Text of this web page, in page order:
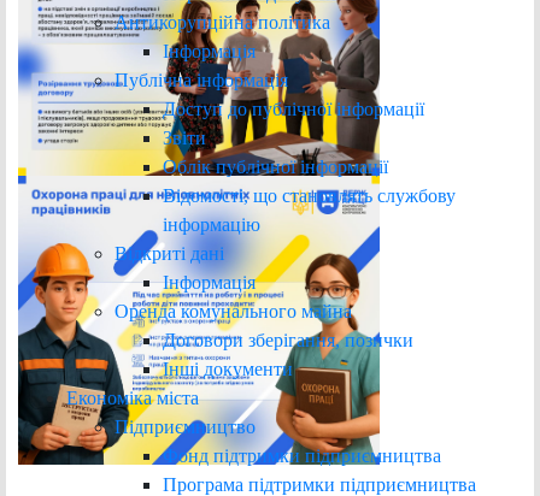
Антикорупційна політика
Інформація
Публічна інформація
Доступ до публічної інформації
Звіти
Облік публічної інформації
Відомості, що становлять службову
інформацію
Відкриті дані
Інформація
Оренда комунального майна
Договори зберігання, позички
Інші документи
Економіка міста
Підприємництво
Фонд підтримки підприємництва
Програма підтримки підприємництва